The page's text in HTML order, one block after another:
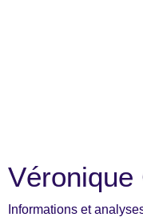
Véronique
Informations et